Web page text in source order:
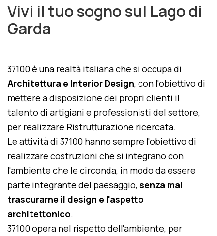
Vivi il tuo sogno sul Lago di
Garda
37100 è una realtà italiana che si occupa di
Architettura e Interior Design, con l'obiettivo di
mettere a disposizione dei propri clienti il
talento di artigiani e professionisti del settore,
per realizzare Ristrutturazione ricercata.
Le attività di 37100 hanno sempre l'obiettivo di
realizzare costruzioni che si integrano con
l'ambiente che le circonda, in modo da essere
parte integrante del paesaggio, senza mai
trascurarne il design e l'aspetto
architettonico.
37100 opera nel rispetto dell'ambiente, per